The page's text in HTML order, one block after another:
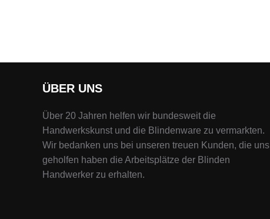
ÜBER UNS
Über 20 Jahren helfen wir bundesweit die
Handwerkskunst und die Blindenware zu vermarkten.
Wir bedanken uns bei unseren treuen Kunden, die uns
geholfen haben die Arbeitsplätze der Blinden
Handwerker zu erhalten.